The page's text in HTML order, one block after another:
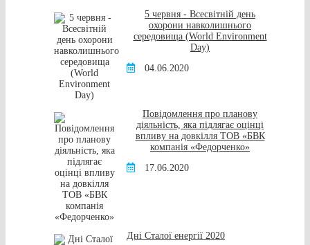
5 червня - Всесвітній день
охорони навколишнього
середовища (World Environment
Day)
04.06.2020
Повідомлення про планову
діяльність, яка підлягає оцінці
впливу на довкілля ТОВ «БВК
компанія «Федорченко»
17.06.2020
Дні Сталої енергії 2020